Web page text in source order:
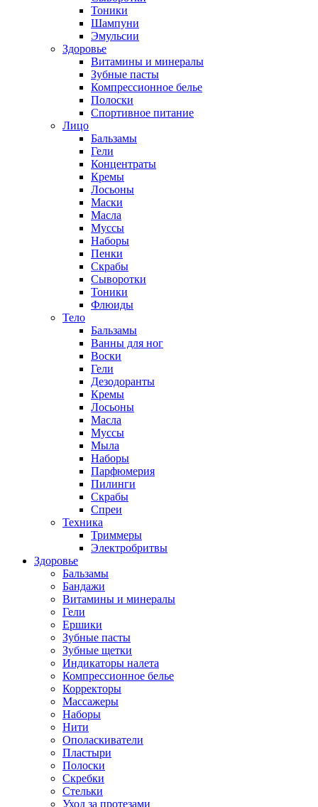
Тоники
Шампуни
Эмульсии
Здоровье
Витамины и минералы
Зубные пасты
Компрессионное белье
Полоски
Спортивное питание
Лицо
Бальзамы
Гели
Концентраты
Кремы
Лосьоны
Маски
Масла
Муссы
Наборы
Пенки
Скрабы
Сыворотки
Тоники
Флюиды
Тело
Бальзамы
Ванны для ног
Воски
Гели
Дезодоранты
Кремы
Лосьоны
Масла
Муссы
Мыла
Наборы
Парфюмерия
Пилинги
Скрабы
Спреи
Техника
Триммеры
Электробритвы
Здоровье
Бальзамы
Бандажи
Витамины и минералы
Гели
Ершики
Зубные пасты
Зубные щетки
Индикаторы налета
Компрессионное белье
Корректоры
Массажеры
Наборы
Нити
Ополаскиватели
Пластыри
Полоски
Скребки
Стельки
Уход за протезами